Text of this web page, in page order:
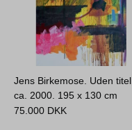
Jens Birkemose. Uden titel,
ca. 2000. 195 x 130 cm
75.000 DKK